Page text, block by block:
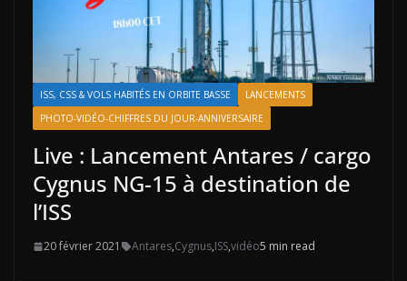
ISS, CSS & VOLS HABITÉS EN ORBITE BASSE
LANCEMENTS
PHOTO-VIDÉO-CHIFFRES DU JOUR-ANNIVERSAIRE
Live : Lancement Antares / cargo
Cygnus NG-15 à destination de
l’ISS
20 février 2021 Antares,Cygnus,ISS,vidéo5 min read